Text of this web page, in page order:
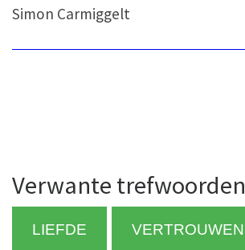
Simon Carmiggelt
Verwante trefwoorden
LIEFDE VERTROUWEN